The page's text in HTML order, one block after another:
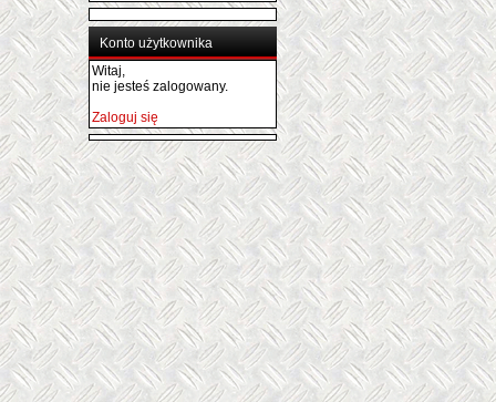
Konto użytkownika
Witaj,
nie jesteś zalogowany.
Zaloguj się